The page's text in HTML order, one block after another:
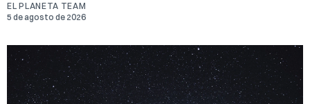
EL PLANETA TEAM
5 de agosto de 2026